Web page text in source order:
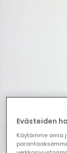
Evästeiden
Käytämme omia